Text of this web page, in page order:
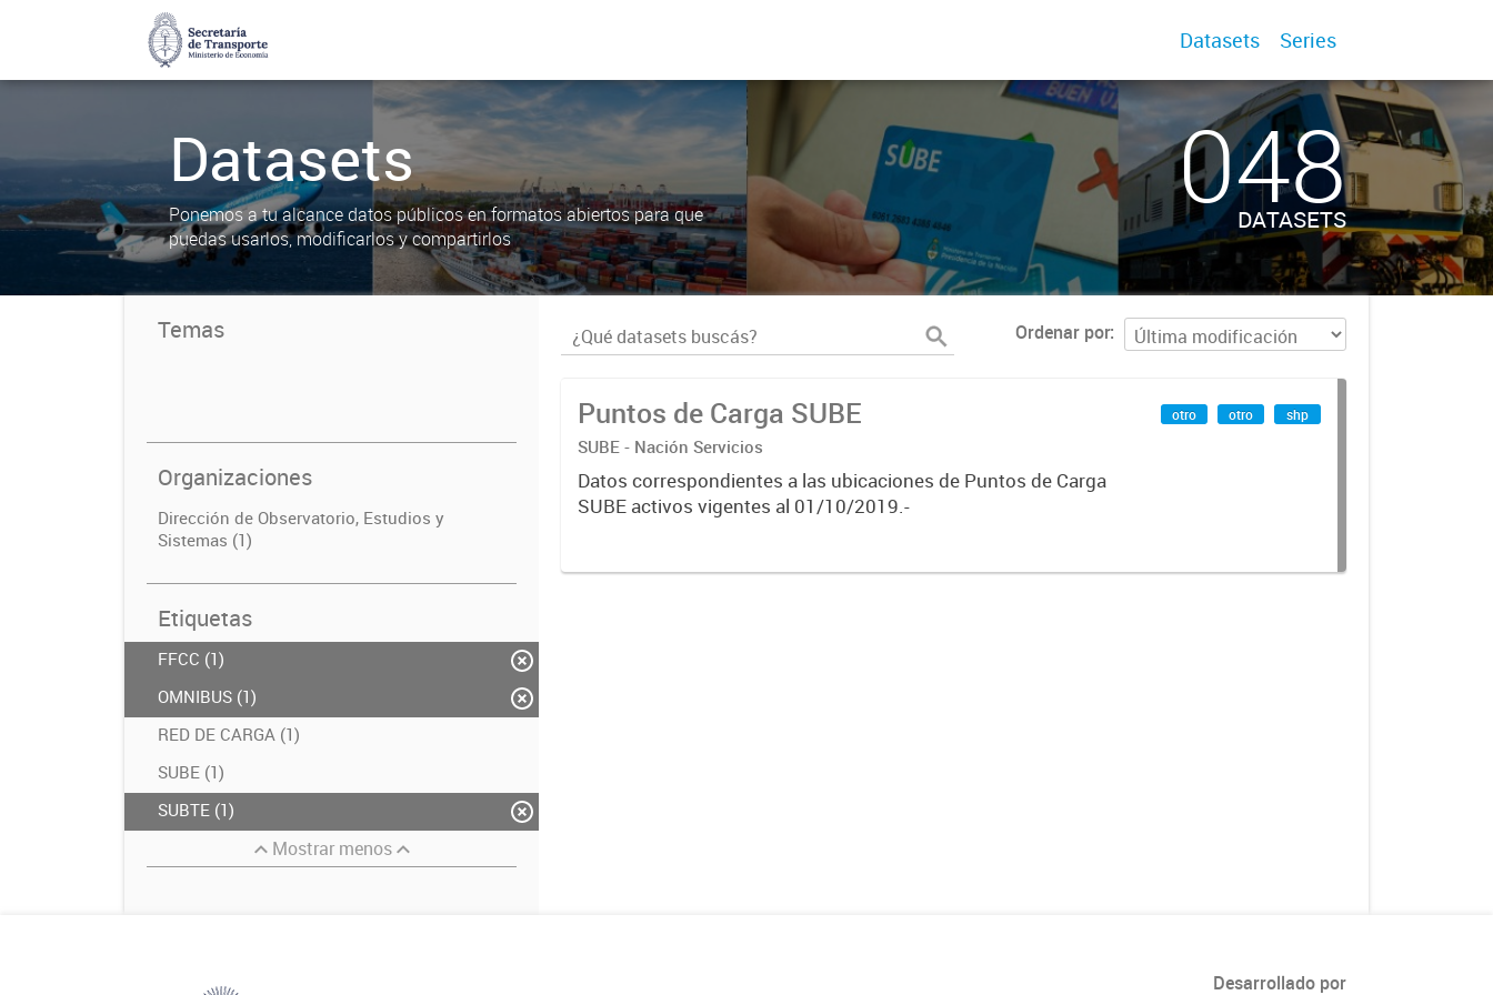
Datasets Series
Datasets
Ponemos a tu alcance datos públicos en formatos abiertos para que
puedas usarlos, modificarlos y compartirlos
048
DATASETS
Temas
Organizaciones
Dirección de Observatorio, Estudios y
Sistemas (1)
Etiquetas
FFCC (1)
OMNIBUS (1)
RED DE CARGA (1)
SUBE (1)
SUBTE (1)
Mostrar menos
Ordenar por
Puntos de Carga SUBE
SUBE - Nación Servicios
Datos correspondientes a las ubicaciones de Puntos de Carga
SUBE activos vigentes al 01/10/2019.-
otro otro shp
Desarrollado por